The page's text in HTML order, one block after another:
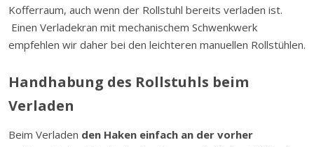
Kofferraum, auch wenn der Rollstuhl bereits verladen ist.
Einen Verladekran mit mechanischem Schwenkwerk
empfehlen wir daher bei den leichteren manuellen Rollstühlen.
Handhabung des Rollstuhls beim
Verladen
Beim Verladen den Haken einfach an der vorher